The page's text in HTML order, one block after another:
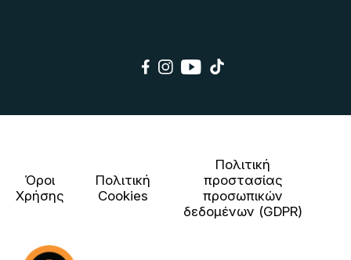
Όροι
Χρήσης
Πολιτική
Cookies
Πολιτική
προστασίας
προσωπικών
δεδομένων (GDPR)